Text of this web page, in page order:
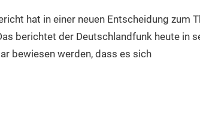
hat in einer neuen Entscheidung zum
berichtet der Deutschlandfunk heute in
bewiesen werden, dass es sich